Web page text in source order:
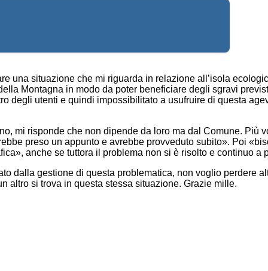
una situazione che mi riguarda in relazione all’isola
Montagna in modo da poter beneficiare degli sgravi
degli utenti e quindi impossibilitato a usufruire di questa
mi risponde che non dipende da loro ma dal Comune. Più
preso un appunto e avrebbe provveduto subito». Poi
anche se tuttora il problema non si è risolto e continuo a
dalla gestione di questa problematica, non voglio perdere
altro si trova in questa stessa situazione. Grazie mille.